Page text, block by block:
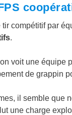
tir compétitif par
.
voit une équipe
de grappin
il semble que
une charge